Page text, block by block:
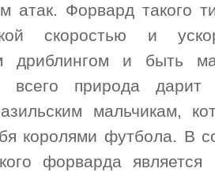
атак. Форвард такого
скоростью и
дриблингом и быть
природа дарит
мальчикам,
королями футбола. В
форварда